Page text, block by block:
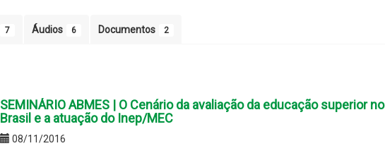
7 Áudios 6 Documentos 2
SEMINÁRIO ABMES | O Cenário da avaliação da educação superior no
Brasil e a atuação do Inep/MEC
08/11/2016